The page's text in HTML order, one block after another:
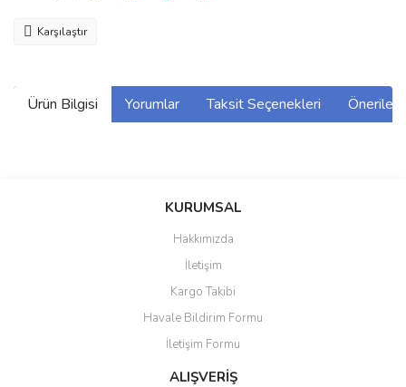
Karşılaştır
Ürün Bilgisi Yorumlar Taksit Seçenekleri
Bu ürüne ilk yorumu siz yapın!
Yorum Yaz
Ürün resmi kalitesiz, bozuk veya görüntülenemiyor.
Ürün açıklamasında eksik bilgiler bulunuyor.
Ürün bilgilerinde hatalar bulunuyor.
Ürün fiyatı diğer sitelerden daha pahalı.
Bu ürüne benzer farklı alternatifler olmalı.
KURUMSAL
Hakkımızda
İletişim
Kargo Takibi
Havale Bildirim Formu
İletişim Formu
ALIŞVERİŞ